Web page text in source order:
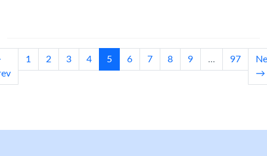
1 2 3 4 5(current)
6 7 8 9 ... 97
→